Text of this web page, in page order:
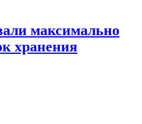
максимально
хранения